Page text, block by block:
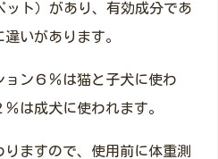
ット）があり、有効成分であ
いがあります。
ン６％は猫と子犬に使わ
は成犬に使われます。
ますので、使用前に体重測